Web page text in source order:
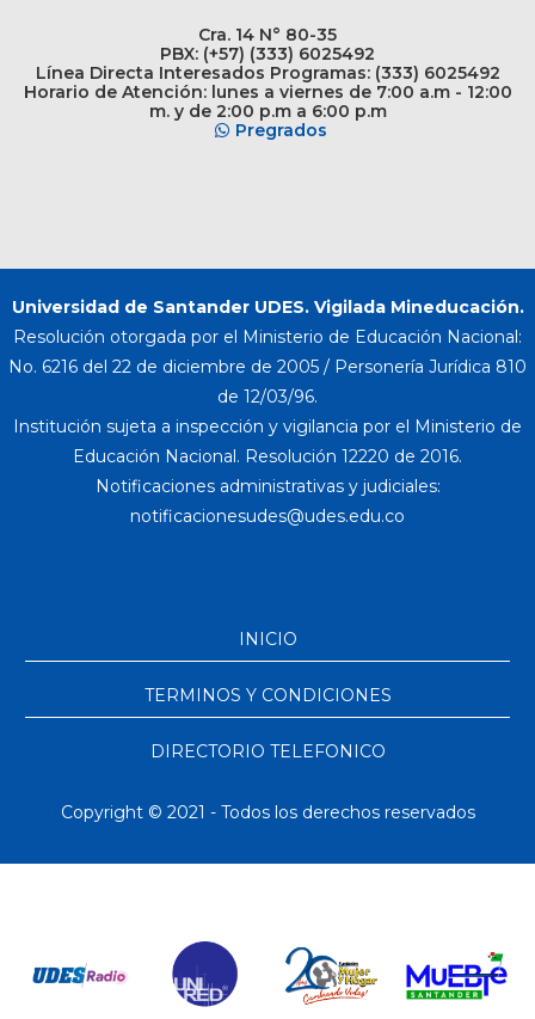
Cra. 14 N° 80-35
PBX: (+57) (333) 6025492
Línea Directa Interesados Programas: (333) 6025492
Horario de Atención: lunes a viernes de 7:00 a.m - 12:00
m. y de 2:00 p.m a 6:00 p.m
Pregrados
Universidad de Santander UDES. Vigilada Mineducación.
Resolución otorgada por el Ministerio de Educación Nacional:
No. 6216 del 22 de diciembre de 2005 / Personería Jurídica 810
de 12/03/96.
Institución sujeta a inspección y vigilancia por el Ministerio de
Educación Nacional. Resolución 12220 de 2016.
Notificaciones administrativas y judiciales:
INICIO
TERMINOS Y CONDICIONES
DIRECTORIO TELEFONICO
Copyright © 2021 - Todos los derechos reservados